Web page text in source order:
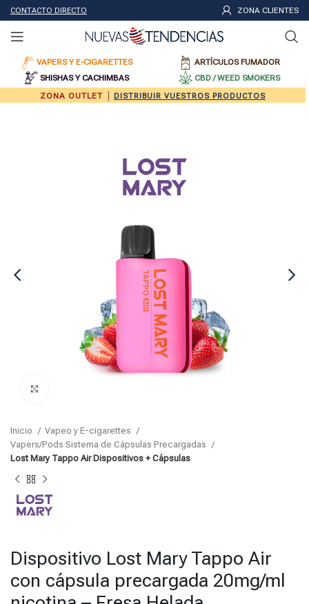
CONTACTO DIRECTO ZONA CLIENTES
VAPERS Y E-CIGARETTES
ARTÍCULOS FUMADOR
SHISHAS Y CACHIMBAS
CBD / WEED SMOKERS
ZONA OUTLET
DISTRIBUIR VUESTROS PRODUCTOS
Inicio
Vapeo y E-cigarettes
Vapers/Pods Sistema de Cápsulas Precargadas
Lost Mary Tappo Air Dispositivos + Cápsulas
Dispositivo Lost Mary Tappo Air
con cápsula precargada 20mg/ml